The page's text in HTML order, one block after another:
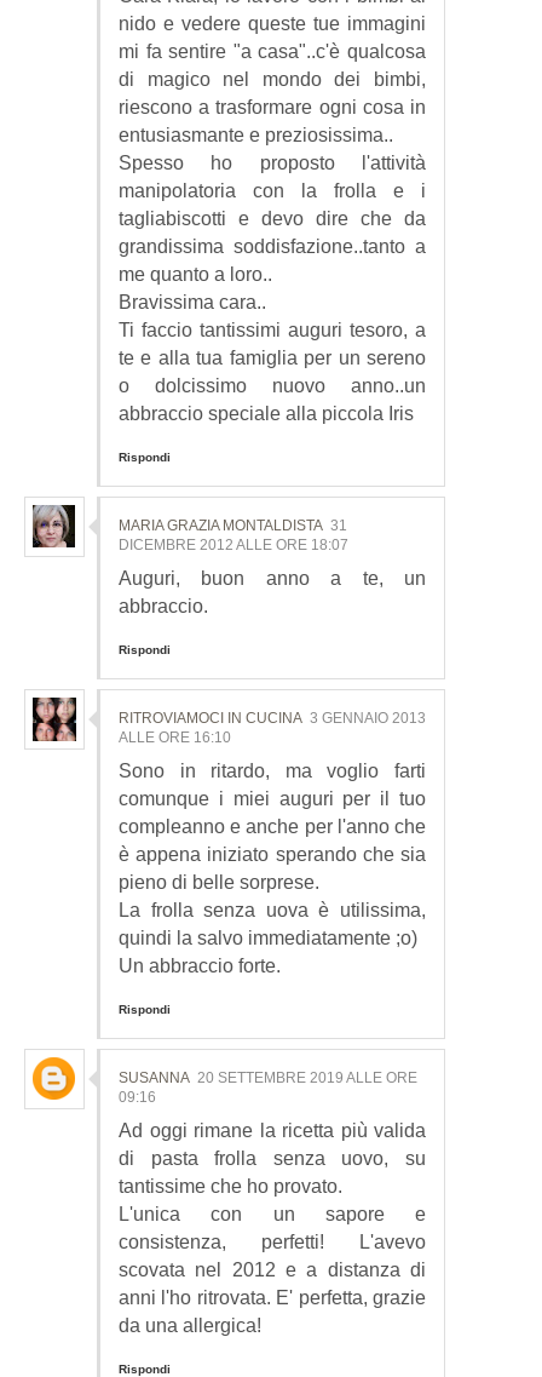
nido e vedere queste tue immagini
mi fa sentire "a casa"..c'è qualcosa
di magico nel mondo dei bimbi,
riescono a trasformare ogni cosa in
entusiasmante e preziosissima..
Spesso ho proposto l'attività
manipolatoria con la frolla e i
tagliabiscotti e devo dire che da
grandissima soddisfazione..tanto a
me quanto a loro..
Bravissima cara..
Ti faccio tantissimi auguri tesoro, a
te e alla tua famiglia per un sereno
o dolcissimo nuovo anno..un
abbraccio speciale alla piccola Iris
Rispondi
MARIA GRAZIA MONTALDISTA 31
DICEMBRE 2012 ALLE ORE 18:07
Auguri, buon anno a te, un
abbraccio.
Rispondi
RITROVIAMOCI IN CUCINA 3 GENNAIO 2013
ALLE ORE 16:10
Sono in ritardo, ma voglio farti
comunque i miei auguri per il tuo
compleanno e anche per l'anno che
è appena iniziato sperando che sia
pieno di belle sorprese.
La frolla senza uova è utilissima,
quindi la salvo immediatamente ;o)
Un abbraccio forte.
Rispondi
SUSANNA 20 SETTEMBRE 2019 ALLE ORE
09:16
Ad oggi rimane la ricetta più valida
di pasta frolla senza uovo, su
tantissime che ho provato.
L'unica con un sapore e
consistenza, perfetti! L'avevo
scovata nel 2012 e a distanza di
anni l'ho ritrovata. E' perfetta, grazie
da una allergica!
Rispondi